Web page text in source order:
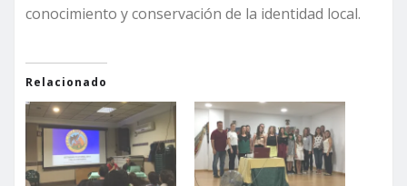
conocimiento y conservación de la identidad local.
Relacionado